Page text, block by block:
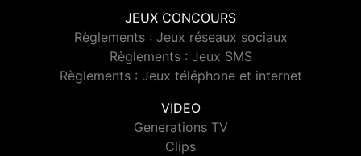
JEUX CONCOURS
Règlements : Jeux réseaux sociaux
Règlements : Jeux SMS
Règlements : Jeux téléphone et internet
VIDEO
Generations TV
Clips